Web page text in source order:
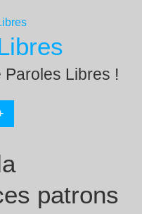
Paroles Libres !
patrons